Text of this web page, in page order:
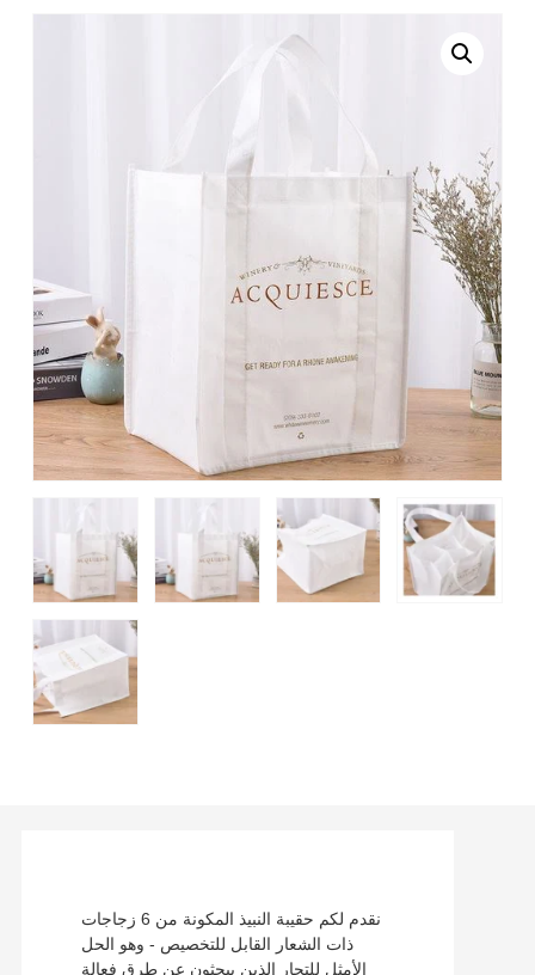
نقدم لكم حقيبة النبيذ المكونة من 6 زجاجات
ذات الشعار القابل للتخصيص - وهو الحل
الأمثل للتجار الذين يبحثون عن طرق فعالة